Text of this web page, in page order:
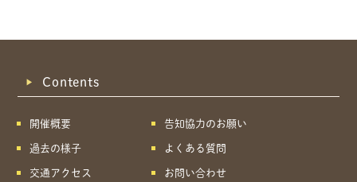
Contents
開催概要
過去の様子
交通アクセス
告知協力のお願い
よくある質問
お問い合わせ